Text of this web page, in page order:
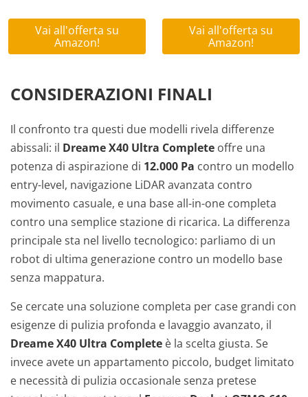
Vai all'offerta su
Amazon!
Vai all'offerta su
Amazon!
CONSIDERAZIONI FINALI
Il confronto tra questi due modelli rivela differenze
abissali: il Dreame X40 Ultra Complete offre una
potenza di aspirazione di 12.000 Pa contro un modello
entry-level, navigazione LiDAR avanzata contro
movimento casuale, e una base all-in-one completa
contro una semplice stazione di ricarica. La differenza
principale sta nel livello tecnologico: parliamo di un
robot di ultima generazione contro un modello base
senza mappatura.
Se cercate una soluzione completa per case grandi con
esigenze di pulizia profonda e lavaggio avanzato, il
Dreame X40 Ultra Complete è la scelta giusta. Se
invece avete un appartamento piccolo, budget limitato
e necessità di pulizia occasionale senza pretese